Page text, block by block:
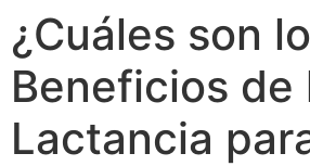
¿Cuáles son
Beneficios de
Lactancia